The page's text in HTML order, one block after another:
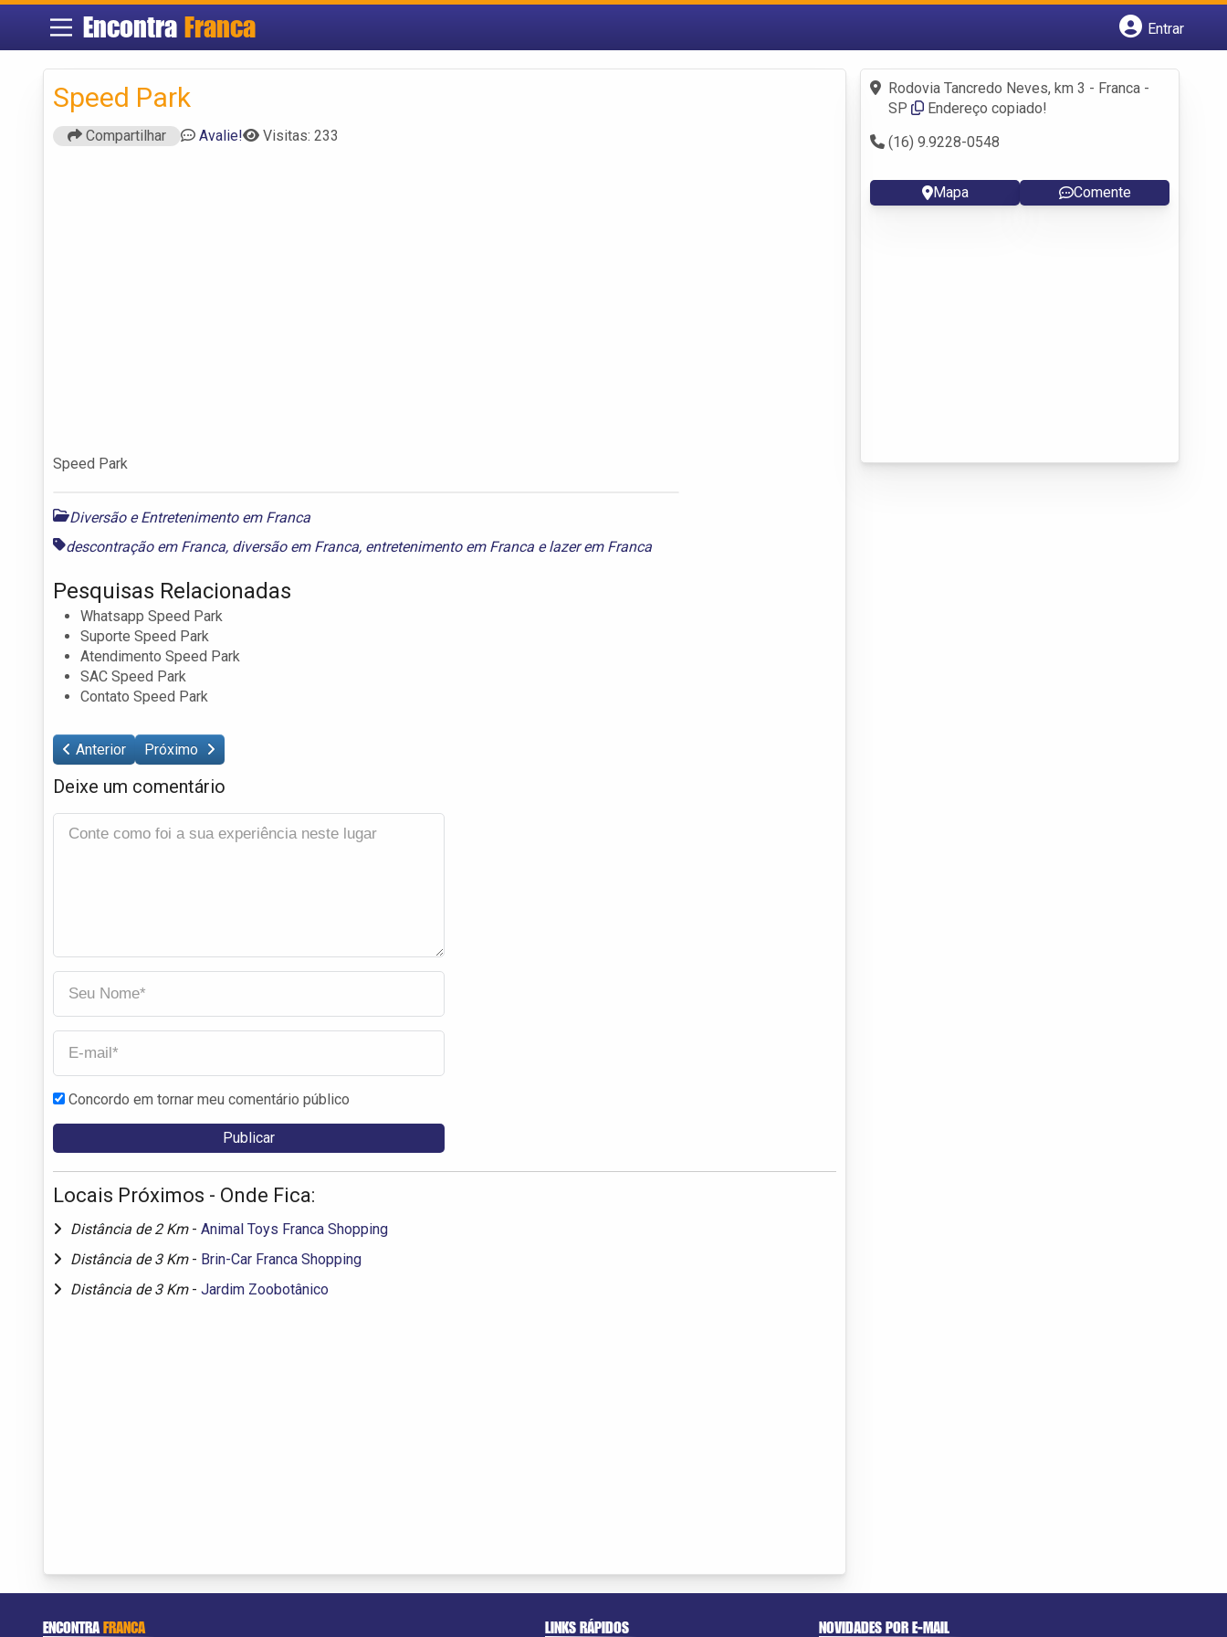
Encontra Franca
Entrar
Fazer login
Criar conta
Speed Park
Compartilhar Avalie! Visitas: 233
Speed Park
Diversão e Entretenimento em Franca
descontração em Franca, diversão em Franca, entretenimento em Franca elazer em Franca
Pesquisas Relacionadas
Whatsapp Speed Park
Suporte Speed Park
Atendimento Speed Park
SAC Speed Park
Contato Speed Park
Anterior Próximo
Deixe um comentário
Concordo em tornar meu comentário público
Locais Próximos - Onde Fica:
Distância de 2 Km - Animal Toys Franca Shopping
Distância de 3 Km - Brin-Car Franca Shopping
Distância de 3 Km - Jardim Zoobotânico
Rodovia Tancredo Neves, km 3 - Franca -
SP
Endereço copiado!
(16) 9.9228-0548
Mapa Comente
ENCONTRAFRANCA LINKS RÁPIDOS NOVIDADES POR E-MAIL